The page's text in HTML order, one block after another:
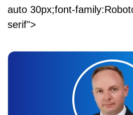
auto 30px;font-
serif">